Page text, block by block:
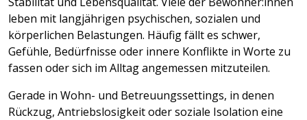
leben mit langjährigen psychischen, sozialen und
körperlichen Belastungen. Häufig fällt es schwer,
Gefühle, Bedürfnisse oder innere Konflikte in Worte zu
fassen oder sich im Alltag angemessen mitzuteilen.
Gerade in Wohn- und Betreuungssettings, in denen
Rückzug, Antriebslosigkeit oder soziale Isolation eine